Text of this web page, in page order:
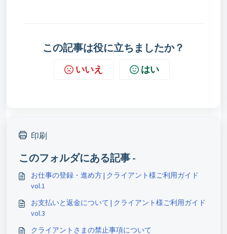
この記事は役に立ちましたか？
いいえ はい
印刷
このフォルダにある記事 -
お仕事の登録・進め方 | クライアント様ご利用ガイド
vol.1
お支払いと返金について | クライアント様ご利用ガイド
vol.3
クライアントさまの禁止事項について